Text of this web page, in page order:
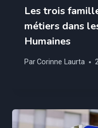
Les trois
métiers dans
Humaines
ParCorinne Laurta